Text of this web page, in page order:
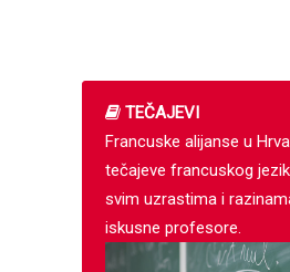
TEČAJEVI
Francuske alijanse u
tečajeve francuskog
svim uzrastima i
iskusne profesore.